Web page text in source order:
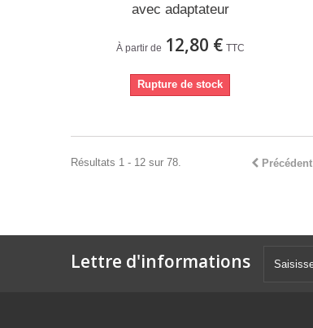
avec adaptateur
À partir de 12,80 € TTC
Rupture de stock
Précédent
Résultats 1 - 12 sur 78.
Lettre d'informations